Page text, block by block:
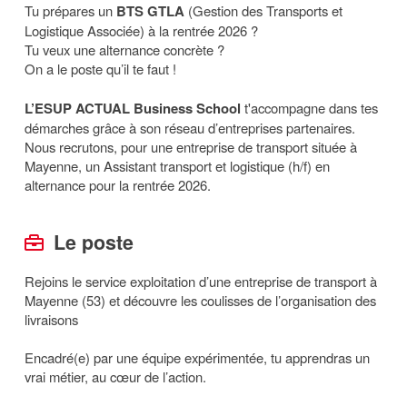
Tu prépares un BTS GTLA (Gestion des Transports et
Logistique Associée) à la rentrée 2026 ?
Tu veux une alternance concrète ?
On a le poste qu’il te faut !
L’ESUP ACTUAL Business School t'accompagne dans tes
démarches grâce à son réseau d’entreprises partenaires.
Nous recrutons, pour une entreprise de transport située à
Mayenne, un Assistant transport et logistique (h/f) en
alternance pour la rentrée 2026.
Le poste
Rejoins le service exploitation d’une entreprise de transport à
Mayenne (53) et découvre les coulisses de l’organisation des
livraisons
Encadré(e) par une équipe expérimentée, tu apprendras un
vrai métier, au cœur de l’action.